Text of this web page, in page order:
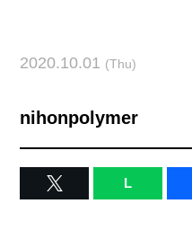
2020.10.01 (Thu)
nihonpolymer
L